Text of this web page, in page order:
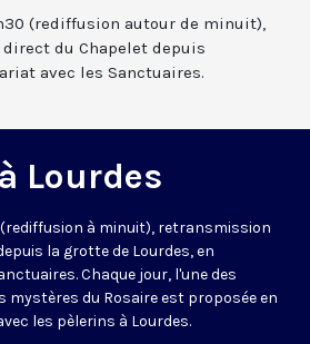
(rediffusion autour de minuit),
du Chapelet depuis
avec les Sanctuaires.
Lourdes
(rediffusion à minuit), retransmission
la grotte de Lourdes, en
Chaque jour, l'une des
mystères du Rosaire est proposée en
les pèlerins à Lourdes.